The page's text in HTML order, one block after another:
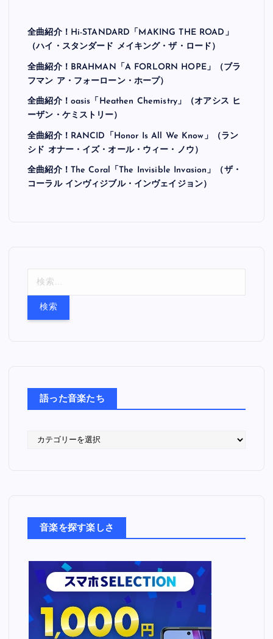
全曲紹介！Hi-STANDARD「MAKING THE ROAD」
（ハイ・スタンダード メイキング・ザ・ロード）
全曲紹介！BRAHMAN「A FORLORN HOPE」（ブラ
フマン ア・フォーローン・ホープ）
全曲紹介！oasis「Heathen Chemistry」（オアシス ヒ
ーザン・ケミストリー）
全曲紹介！RANCID「Honor Is All We Know」（ラン
シド オナー・イズ・オール・ウィー・ノウ）
全曲紹介！The Coral「The Invisible Invasion」（ザ・
コーラル インヴィジブル・インヴェイジョン）
語った音楽たち
音楽を探す楽しさ